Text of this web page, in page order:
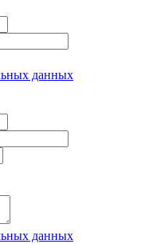
данных
данных